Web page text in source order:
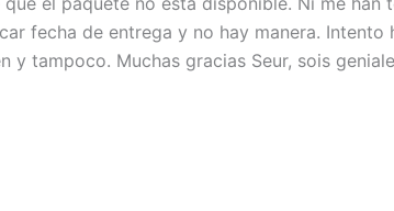
fecha de entrega y no hay manera.
y tampoco. Muchas gracias Seur, sois